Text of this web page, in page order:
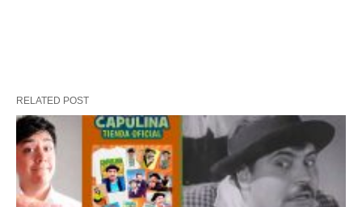
RELATED POST